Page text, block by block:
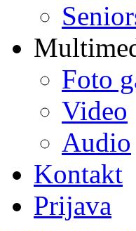
Foto
Video
Audio
Kontakt
Prijava